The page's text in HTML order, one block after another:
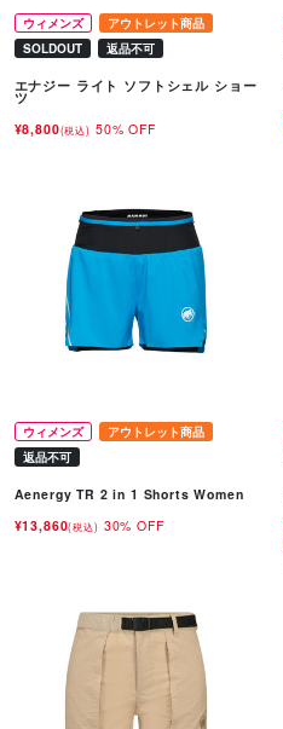
ウィメンズ
アウトレット商品
SOLDOUT
返品不可
エナジー ライト ソフトシェル ショー
ツ
¥8,800(税込) 50% OFF
ウィメンズ
アウトレット商品
返品不可
Aenergy TR 2 in 1 Shorts Women
¥13,860(税込) 30% OFF